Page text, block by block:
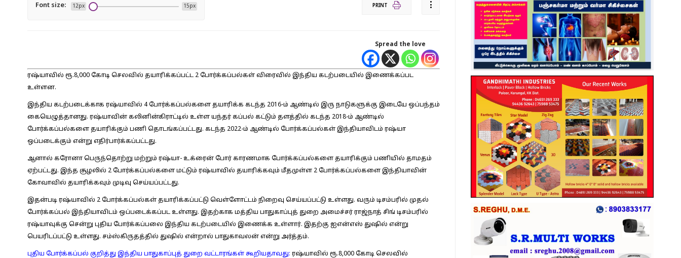
Font size: 12px 15px PRINT
Spread the love
ரஷ்யாவில் ரூ.8,000 கோடி செலவில் தயாரிக்கப்பட்ட 2 போர்க்கப்பல்கள் விரைவில் இந்திய கடற்படையில் இணைக்கப்பட
உள்ளன.
இந்திய கடற்படைக்காக ரஷ்யாவில் 4 போர்க்கப்பல்களை தயாரிக்க கடந்த 2016-ம் ஆண்டில் இரு நாடுகளுக்கு இடையே ஒப்பந்தம்
கையெழுத்தானது. ரஷ்யாவின் கலினின்கிராட்டில் உள்ள யந்தர் கப்பல் கட்டும் தளத்தில் கடந்த 2018-ம் ஆண்டில்
போர்க்கப்பல்களை தயாரிக்கும் பணி தொடங்கப்பட்டது. கடந்த 2022-ம் ஆண்டில் போர்க்கப்பல்கள் இந்தியாவிடம் ரஷ்யா
ஒப்படைக்கும் என்று எதிர்பார்க்கப்பட்டது.
ஆனால் கரோனா பெருந்தொற்று மற்றும் ரஷ்யா- உக்ரைன் போர் காரணமாக போர்க்கப்பல்களை தயாரிக்கும் பணியில் தாமதம்
ஏற்பட்டது. இந்த சூழலில் 2 போர்க்கப்பல்களை மட்டும் ரஷ்யாவில் தயாரிக்கவும் மீதமுள்ள 2 போர்க்கப்பல்களை இந்தியாவின்
கோவாவில் தயாரிக்கவும் முடிவு செய்யப்பட்டது.
இதன்படி ரஷ்யாவில் 2 போர்க்கப்பல்கள் தயாரிக்கப்பட்டு வெள்ளோட்டம் நிறைவு செய்யப்பட்டு உள்ளது. வரும் டிசம்பரில் முதல்
போர்க்கப்பல் இந்தியாவிடம் ஒப்படைக்கப்பட உள்ளது. இதற்காக மத்திய பாதுகாப்புத் துறை அமைச்சர் ராஜ்நாத் சிங் டிசம்பரில்
ரஷ்யாவுக்கு சென்று புதிய போர்க்கப்பலை இந்திய கடற்படையில் இணைக்க உள்ளார். இதற்கு ஐஎன்எஸ் துஷில் என்று
பெயரிடப்பட்டு உள்ளது. சம்ஸ்கிருதத்தில் துஷில் என்றால் பாதுகாவலன் என்று அர்த்தம்.
புதிய போர்க்கப்பல் குறித்து இந்திய பாதுகாப்புத் துறை வட்டாரங்கள் கூறியதாவது: ரஷ்யாவில் ரூ.8,000 கோடி செலவில்